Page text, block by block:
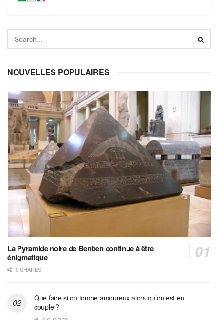
NOUVELLES POPULAIRES
La Pyramide noire de Benben continue à être
énigmatique
0 SHARES
Que faire si on tombe amoureux alors qu’on est en
couple ?